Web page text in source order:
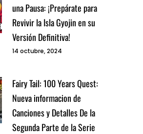
una Pausa: ¡Prepárate para
Revivir la Isla Gyojin en su
Versión Definitiva!
14 octubre, 2024
Fairy Tail: 100 Years Quest:
Nueva informacion de
Canciones y Detalles De la
Segunda Parte de la Serie